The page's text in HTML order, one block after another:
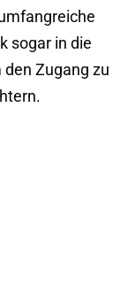
sogar in die
Zugang zu